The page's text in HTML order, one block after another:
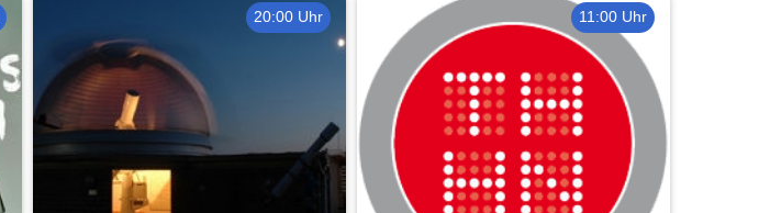
20:00 Uhr 11:00 Uhr